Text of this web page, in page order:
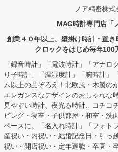
ノア精密株
MAG時計専門店「
創業４０年以上、壁掛け時計・置き
クロックをはじめ毎年100
「録音時計」「電波時計」「アナロ
り子時計」「温湿度計」「腕時計」
ム以上の品ぞろえ！北欧風・木製の
エレガンスなデザインのおしゃれな
見やすい時計、夜光る時計、コチコ
ビング・寝室・子供部屋・和室・洗
ペースに。「名入れ時計」「フォト
産祝い・内祝い・結婚記念日・引っ
祝い・開店祝い・定年退職・卒園・